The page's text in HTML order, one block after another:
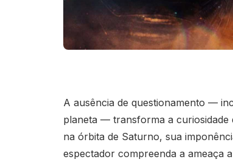
A ausência de questionamento —
planeta — transforma a curiosidade
na órbita de Saturno, sua
espectador compreenda a ameaça